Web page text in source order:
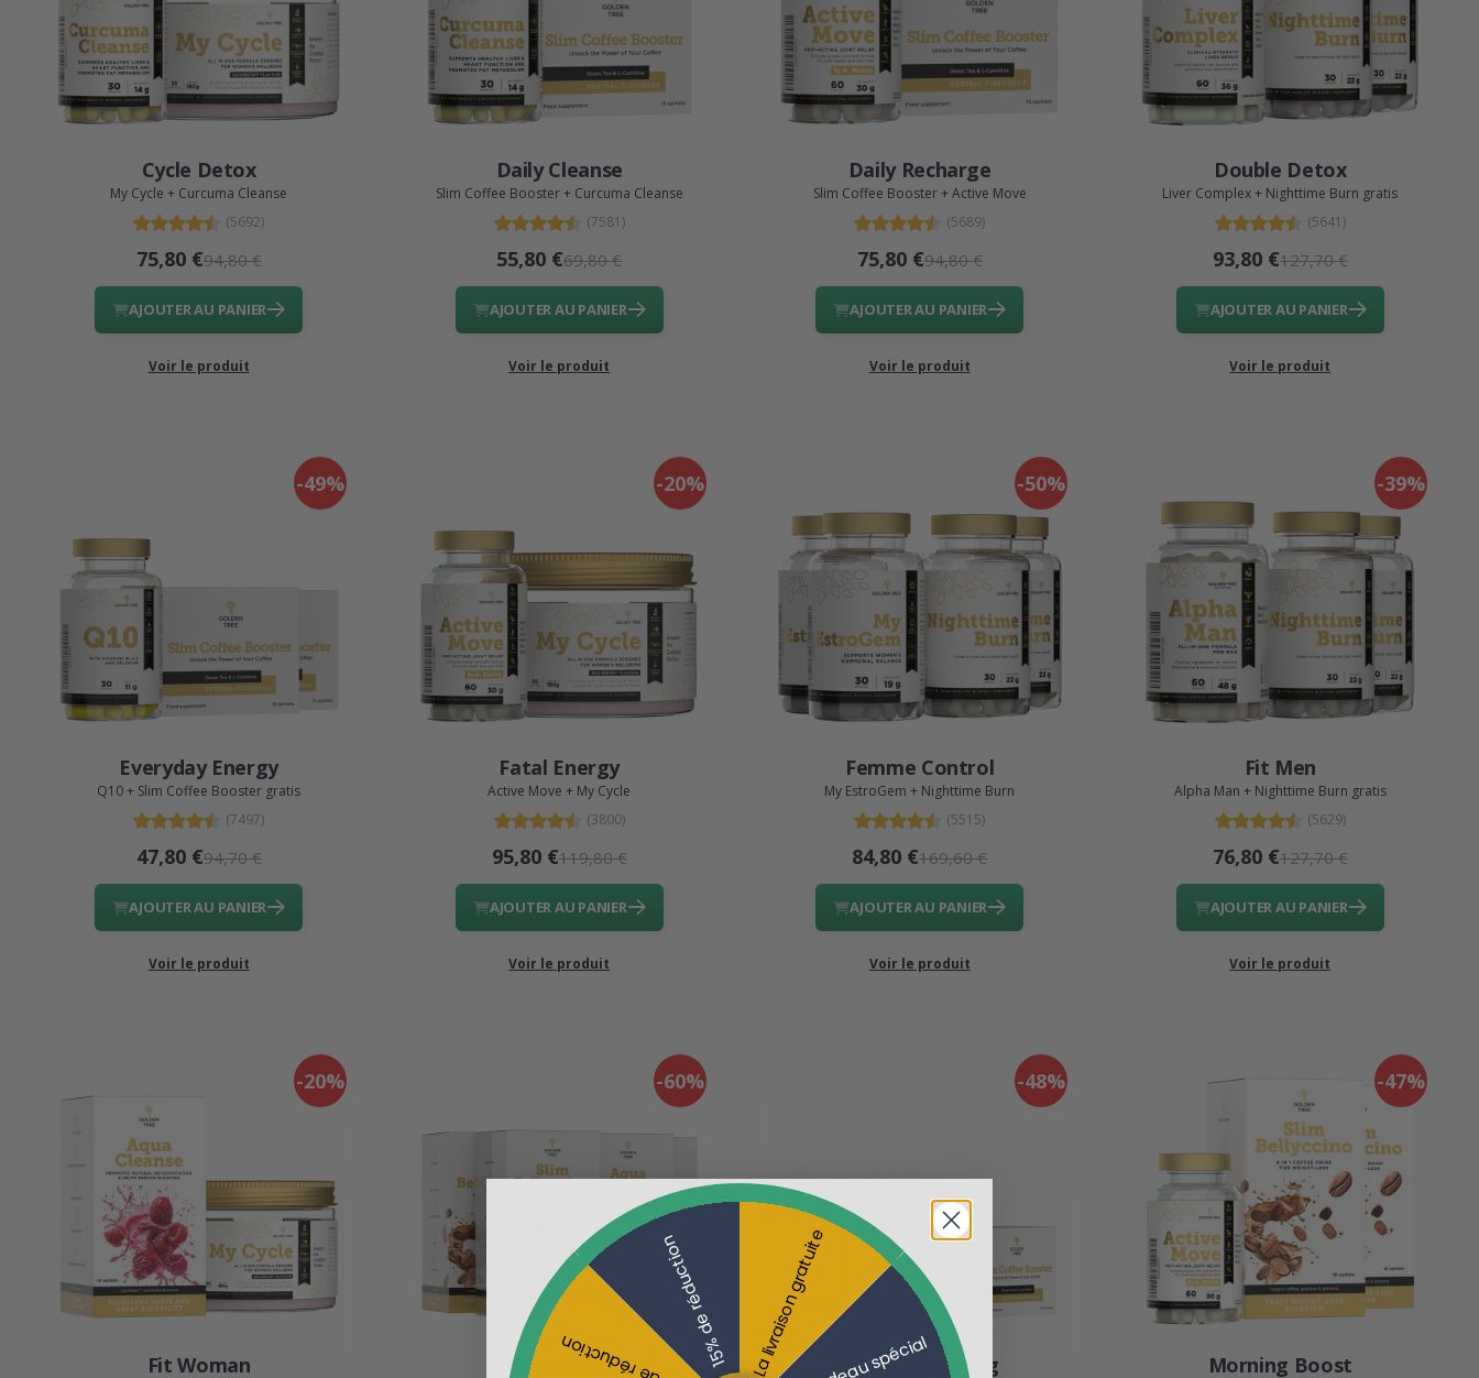
Cycle Detox
My Cycle + Curcuma Cleanse
(5692)
75,80 €94,80 €
AJOUTER AU PANIER
Voir le produit
Daily Cleanse
Slim Coffee Booster + Curcuma Cleanse
(7581)
55,80 €69,80 €
AJOUTER AU PANIER
Voir le produit
Daily Recharge
Slim Coffee Booster + Active Move
(5689)
75,80 €94,80 €
AJOUTER AU PANIER
Voir le produit
Double Detox
Liver Complex + Nighttime Burn gratis
(5641)
93,80 €127,70 €
AJOUTER AU PANIER
Voir le produit
-49%
Everyday Energy
Q10 + Slim Coffee Booster gratis
(7497)
47,80 €94,70 €
AJOUTER AU PANIER
Voir le produit
-20%
Fatal Energy
Active Move + My Cycle
(3800)
95,80 €119,80 €
AJOUTER AU PANIER
Voir le produit
-50%
Femme Control
My EstroGem + Nighttime Burn
(5515)
84,80 €169,60 €
AJOUTER AU PANIER
Voir le produit
-39%
Fit Men
Alpha Man + Nighttime Burn gratis
(5629)
76,80 €127,70 €
AJOUTER AU PANIER
Voir le produit
-20%
Fit Woman
-60%
Golden Refresh
-48%
Golden Slimming
-47%
Morning Boost
La livraison gratuite
15% de réduction